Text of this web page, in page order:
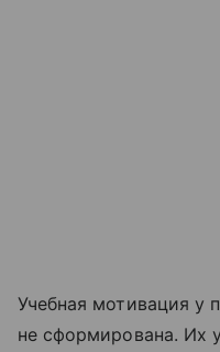
Учебная мотивация у
не сформирована. Их